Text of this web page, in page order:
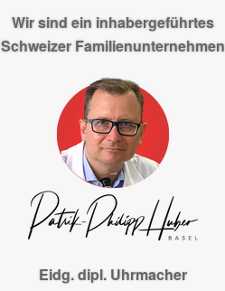
Wir sind ein inhabergeführtes
Schweizer Familienunternehmen
Eidg. dipl. Uhrmacher